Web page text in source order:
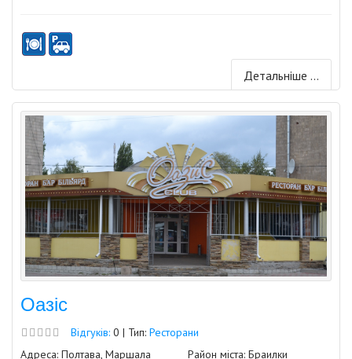
Детальніше ...
Оазіс
Відгуків: 0 | Тип: Ресторани
Адреса: Полтава, Маршала
Район міста: Браилки